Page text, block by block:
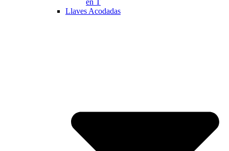
en T
Llaves Acodadas